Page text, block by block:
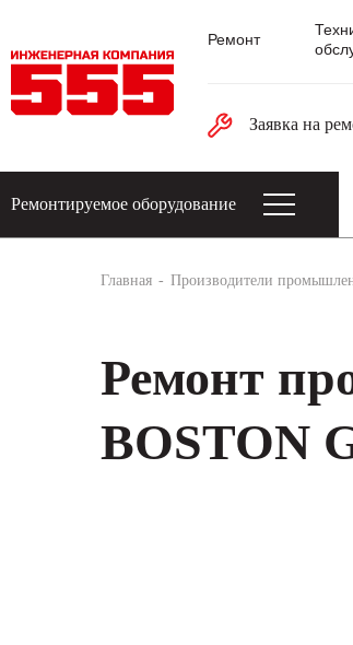
Ремонт
Заявка на
Ремонтируемое оборудование
Главная Производители
Ремонт
BOSTON